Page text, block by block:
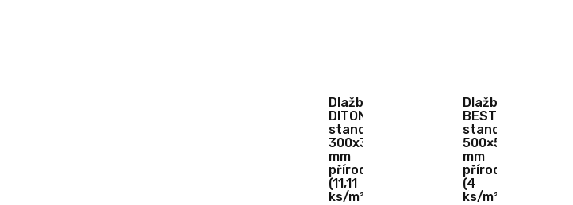
Dlažba
DITON
standard
300x300x40
mm
přírodní
(11,11
ks/m²)
Dlažba
BEST
standard
500×500×50
mm
přírodní
(4
ks/m²)